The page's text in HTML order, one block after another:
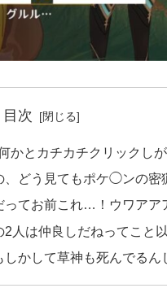
目次
とカチカチクリックし
どう見てもポケ◯ンの密
てお前これ…！ウワアア
人は仲良しだねってこと
かして草神も死んでるん